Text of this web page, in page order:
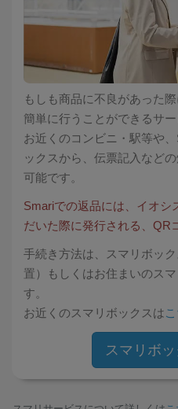
もしも商品に不良があった
簡単に行うことができるサー
お近くのコンビニ・駅等や
ックスから、伝票記入など
可能です。
Smariでの返品には、イオシ
だいた際に発行される、QR
手続き方法は、スマリボッ
置）もしくはお住まいのス
す。
お近くのスマリボックスは
スマリボ
メーカー
製造、販売メーカーの絞り込み
「Apple」「SONY」「SHARP」など
機能・特徴
商品の搭載機能による絞り込み
ドライブ
ドライブの絞り込み
ランク
商品状態の絞り込み
「新品」「未使用」「中古」など
CPUの絞り込み
OS
OSの絞り込み
容量